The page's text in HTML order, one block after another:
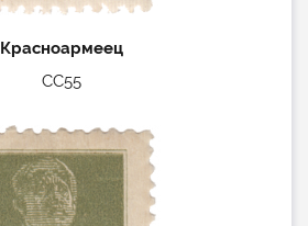
Красноармеец
СС55